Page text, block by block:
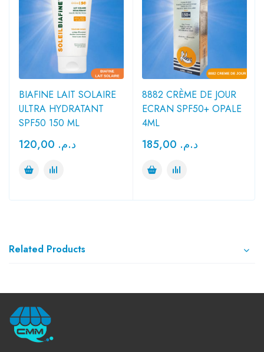
BIAFINE LAIT SOLAIRE
ULTRA HYDRATANT
SPF50 150 ML
د.م.
8882 CRÈME DE JOUR
ECRAN SPF50+ OPALE
4ML
د.م.
Related Products